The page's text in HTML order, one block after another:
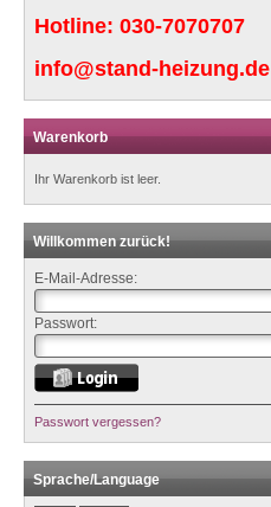
Hotline: 030-7070707
info@stand-heizung.de
Warenkorb
Ihr Warenkorb ist leer.
Willkommen zurück!
E-Mail-Adresse:
Passwort:
Passwort vergessen?
Sprache/Language